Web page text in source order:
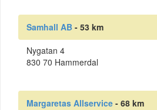
Samhall AB - 53 km
Nygatan 4
830 70 Hammerdal
Margaretas Allservice - 68 km